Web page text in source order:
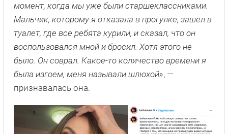
момент, когда мы уже были старшеклассниками.
Мальчик, которому я отказала в прогулке, зашел в
туалет, где все ребята курили, и сказал, что он
воспользовался мной и бросил. Хотя этого не
было. Он соврал. Какое-то количество времени я
была изгоем, меня называли шлюхой», —
признавалась она.